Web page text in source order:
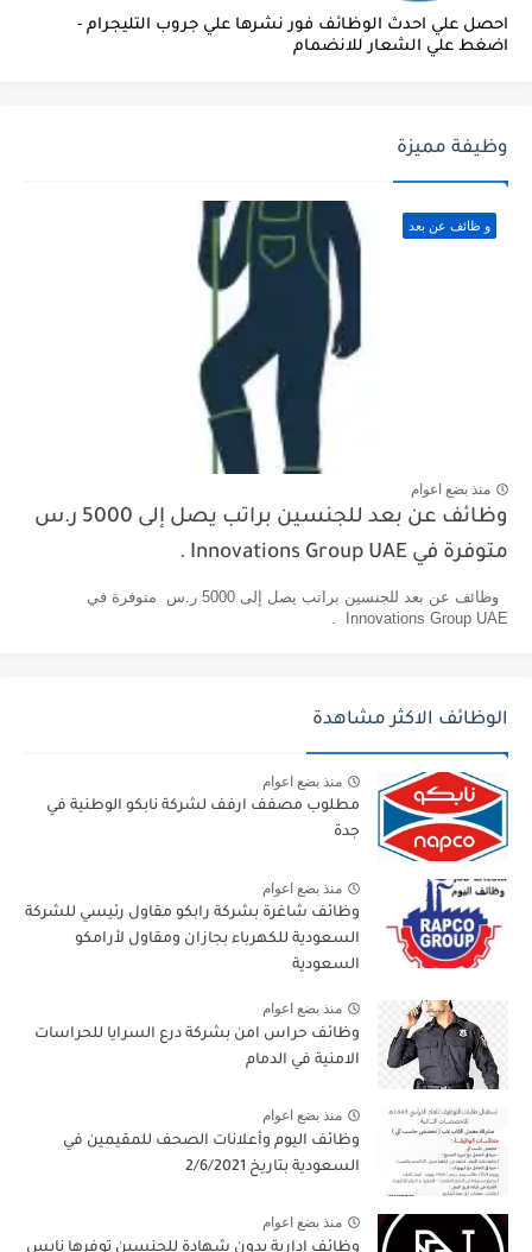
احصل علي احدث الوظائف فور نشرها علي جروب التليجرام -
اضغط علي الشعار للانضمام
وظيفة مميزة
و ظائف عن بعد
منذ بضع اعوام
وظائف عن بعد للجنسين براتب يصل إلى 5000 ر.س
متوفرة في Innovations Group UAE .
وظائف عن بعد للجنسين براتب يصل إلى 5000 ر.س متوفرة في
Innovations Group UAE .
الوظائف الاكثر مشاهدة
منذ بضع اعوام
مطلوب مصفف ارفف لشركة نابكو الوطنية في
جدة
منذ بضع اعوام
وظائف شاغرة بشركة رابكو مقاول رئيسي للشركة
السعودية للكهرباء بجازان ومقاول لأرامكو
السعودية
منذ بضع اعوام
وظائف حراس امن بشركة درع السرايا للحراسات
الامنية في الدمام
منذ بضع اعوام
وظائف اليوم وأعلانات الصحف للمقيمين في
السعودية بتاريخ 2/6/2021
منذ بضع اعوام
وظائف إدارية بدون شهادة للجنسين توفرها نايس